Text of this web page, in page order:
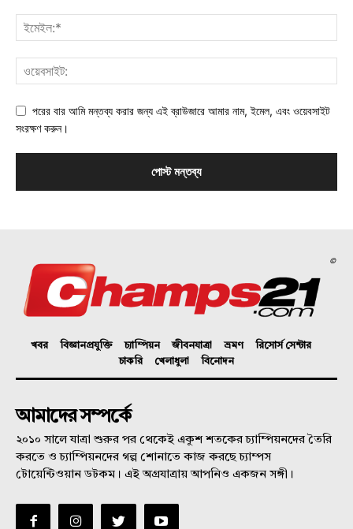
পরের বার আমি মন্তব্য করার জন্য এই ব্রাউজারে আমার নাম, ইমেল, এবং ওয়েবসাইট
সংরক্ষণ করুন।
©
খবর বিজ্ঞানপ্রযুক্তি চ্যাম্পিয়ন জীবনযাত্রা ভ্রমণ
রিসোর্স সেন্টার
চাকরি
খেলাধুলা বিনোদন
আমাদের সম্পর্কে
২০১০ সালে যাত্রা শুরুর পর থেকেই একুশ শতকের চ্যাম্পিয়নদের তৈরি
করতে ও চ্যাম্পিয়নদের গল্প শোনাতে কাজ করছে চ্যাম্পস
টোয়েন্টিওয়ান ডটকম। এই অগ্রযাত্রায় আপনিও একজন সঙ্গী।